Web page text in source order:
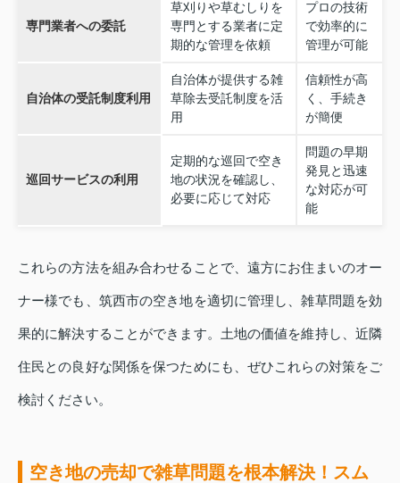
専門業者への委託
草刈りや草むしりを
専門とする業者に定
期的な管理を依頼
プロの技術
で効率的に
管理が可能
自治体の受託制度利用
自治体が提供する雑
草除去受託制度を活
用
信頼性が高
く、手続き
が簡便
巡回サービスの利用
定期的な巡回で空き
地の状況を確認し、
必要に応じて対応
問題の早期
発見と迅速
な対応が可
能
これらの方法を組み合わせることで、遠方にお住まいのオー
ナー様でも、筑西市の空き地を適切に管理し、雑草問題を効
果的に解決することができます。土地の価値を維持し、近隣
住民との良好な関係を保つためにも、ぜひこれらの対策をご
検討ください。
空き地の売却で雑草問題を根本解決！スム